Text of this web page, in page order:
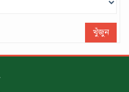
খুঁজুন